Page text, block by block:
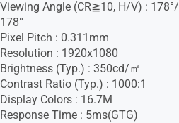
Viewing Angle (CR≧10, H/V) : 178°/
178°
Pixel Pitch : 0.311mm
Resolution : 1920x1080
Brightness (Typ.) : 350cd/㎡
Contrast Ratio (Typ.) : 1000:1
Display Colors : 16.7M
Response Time : 5ms(GTG)